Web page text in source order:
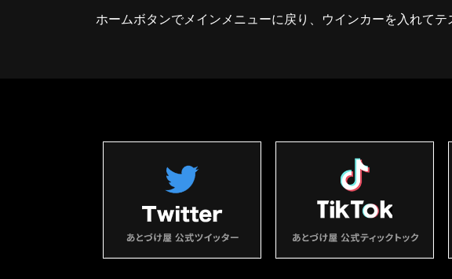
ホームボタンでメインメニューに戻り、ウインカーを入れて